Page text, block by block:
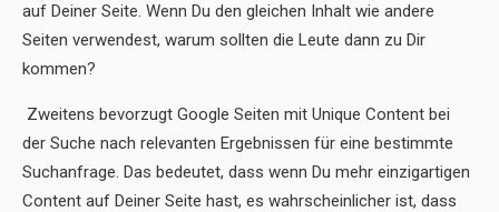
auf Deiner Seite. Wenn Du den gleichen Inhalt wie andere
Seiten verwendest, warum sollten die Leute dann zu Dir
kommen?
Zweitens bevorzugt Google Seiten mit Unique Content bei
der Suche nach relevanten Ergebnissen für eine bestimmte
Suchanfrage. Das bedeutet, dass wenn Du mehr einzigartigen
Content auf Deiner Seite hast, es wahrscheinlicher ist, dass